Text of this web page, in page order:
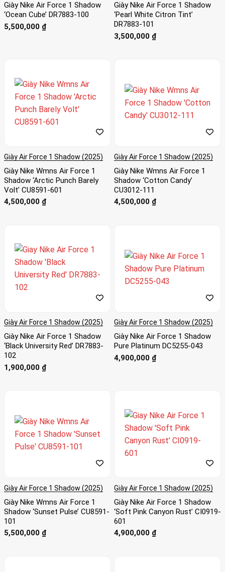
Giày Nike Air Force 1 Shadow
‘Ocean Cube’ DR7883-100
5,500,000 ₫
Giày Nike Air Force 1 Shadow
‘Pearl White Citron Tint’
DR7883-101
3,500,000 ₫
Giày Air Force 1 Shadow (2025)
Giày Nike Wmns Air Force 1
Shadow ‘Arctic Punch Barely
Volt’ CU8591-601
4,500,000 ₫
Giày Air Force 1 Shadow (2025)
Giày Nike Wmns Air Force 1
Shadow ‘Cotton Candy’
CU3012-111
4,500,000 ₫
Giày Air Force 1 Shadow (2025)
Giày Nike Air Force 1 Shadow
‘Black University Red’ DR7883-
102
1,900,000 ₫
Giày Air Force 1 Shadow (2025)
Giày Nike Air Force 1 Shadow
Pure Platinum DC5255-043
4,900,000 ₫
Giày Air Force 1 Shadow (2025)
Giày Nike Wmns Air Force 1
Shadow ‘Sunset Pulse’ CU8591-
101
5,500,000 ₫
Giày Air Force 1 Shadow (2025)
Giày Nike Air Force 1 Shadow
‘Soft Pink Canyon Rust’ CI0919-
601
4,900,000 ₫